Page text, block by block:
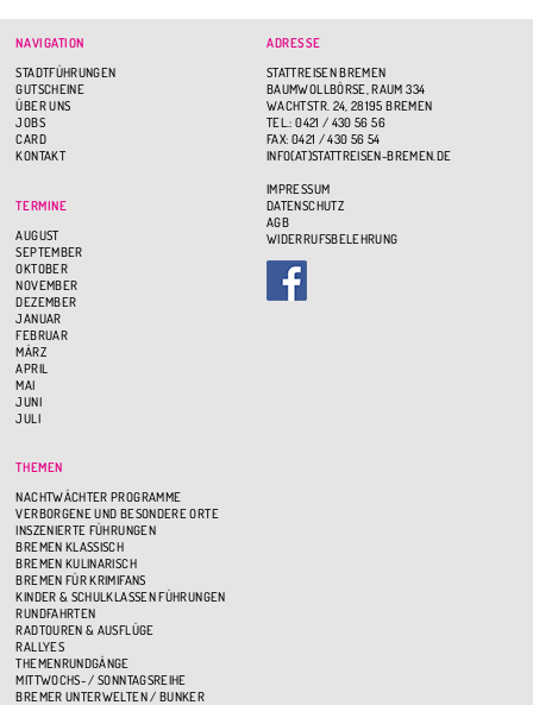
NAVIGATION
STADTFÜHRUNGEN
GUTSCHEINE
ÜBER UNS
JOBS
CARD
KONTAKT
TERMINE
AUGUST
SEPTEMBER
OKTOBER
NOVEMBER
DEZEMBER
JANUAR
FEBRUAR
MÄRZ
APRIL
MAI
JUNI
JULI
THEMEN
NACHTWÄCHTER PROGRAMME
VERBORGENE UND BESONDERE ORTE
INSZENIERTE FÜHRUNGEN
BREMEN KLASSISCH
BREMEN KULINARISCH
BREMEN FÜR KRIMIFANS
KINDER & SCHULKLASSEN FÜHRUNGEN
RUNDFAHRTEN
RADTOUREN & AUSFLÜGE
RALLYES
THEMENRUNDGÄNGE
MITTWOCHS- / SONNTAGSREIHE
BREMER UNTERWELTEN / BUNKER
ADRESSE
STATTREISEN BREMEN
BAUMWOLLBÖRSE, RAUM 334
WACHTSTR. 24, 28195 BREMEN
TEL.: 0421 / 430 56 56
FAX: 0421 / 430 56 54
INFO(AT)STATTREISEN-BREMEN.DE
IMPRESSUM
DATENSCHUTZ
AGB
WIDERRUFSBELEHRUNG